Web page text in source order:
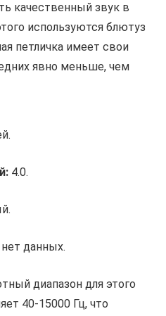
качественный звук в
используются блютуз
петличка имеет свои
явно меньше, чем
4.0.
нет данных.
диапазон для этого
40-15000 Гц, что